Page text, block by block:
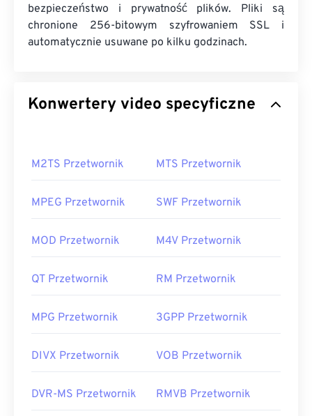
bezpieczeństwo i prywatność plików. Pliki są
chronione 256-bitowym szyfrowaniem SSL i
automatycznie usuwane po kilku godzinach.
Konwertery video specyficzne
M2TS Przetwornik MTS Przetwornik
MPEG Przetwornik SWF Przetwornik
MOD Przetwornik M4V Przetwornik
QT Przetwornik RM Przetwornik
MPG Przetwornik 3GPP Przetwornik
DIVX Przetwornik VOB Przetwornik
DVR-MS Przetwornik RMVB Przetwornik